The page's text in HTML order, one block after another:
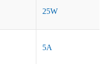
25W
5А